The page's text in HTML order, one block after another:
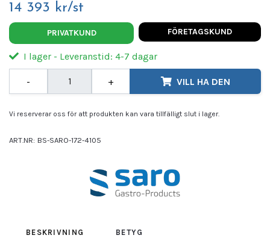
14 393 kr/st
PRIVATKUND FÖRETAGSKUND
I lager - Leveranstid: 4-7 dagar
- + VILL HA DEN
Vi reserverar oss för att produkten kan vara tillfälligt slut i lager.
ART.NR: BS-SARO-172-4105
BESKRIVNING BETYG